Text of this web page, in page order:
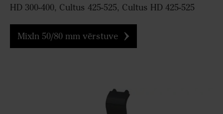
HD 300-400, Cultus 425-525, Cultus HD 425-525
MixIn 50/80 mm vērstuve